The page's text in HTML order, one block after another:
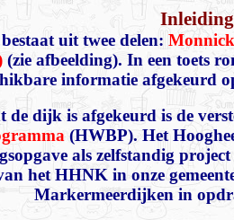
Inleiding
uit twee delen:
(zie afbeelding). In een toets
informatie afgekeurd
de dijk is afgekeurd is de
(HWBP). Het
als zelfstandig
het HHNK in onze
Markermeerdijken in